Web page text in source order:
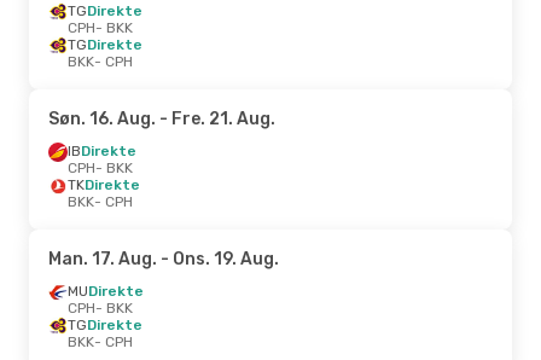
TGDirekte
CPH- BKK
TGDirekte
BKK- CPH
Søn. 16. Aug. - Fre. 21. Aug.
IBDirekte
CPH- BKK
TKDirekte
BKK- CPH
Man. 17. Aug. - Ons. 19. Aug.
MUDirekte
CPH- BKK
TGDirekte
BKK- CPH